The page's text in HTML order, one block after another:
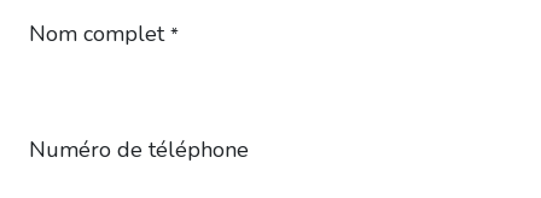
Nom complet *
Numéro de téléphone